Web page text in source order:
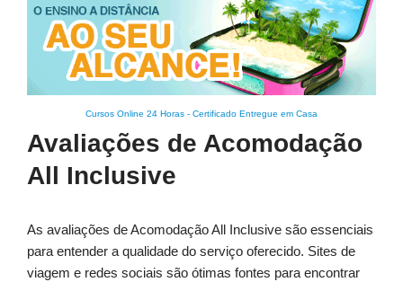
Cursos Online 24 Horas - Certificado Entregue em Casa
Avaliações de Acomodação
All Inclusive
As avaliações de Acomodação All Inclusive são essenciais
para entender a qualidade do serviço oferecido. Sites de
viagem e redes sociais são ótimas fontes para encontrar